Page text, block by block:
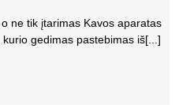
gedimas pastebimas iš[...]